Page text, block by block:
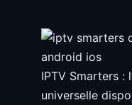
IPTV Smarters :
universelle